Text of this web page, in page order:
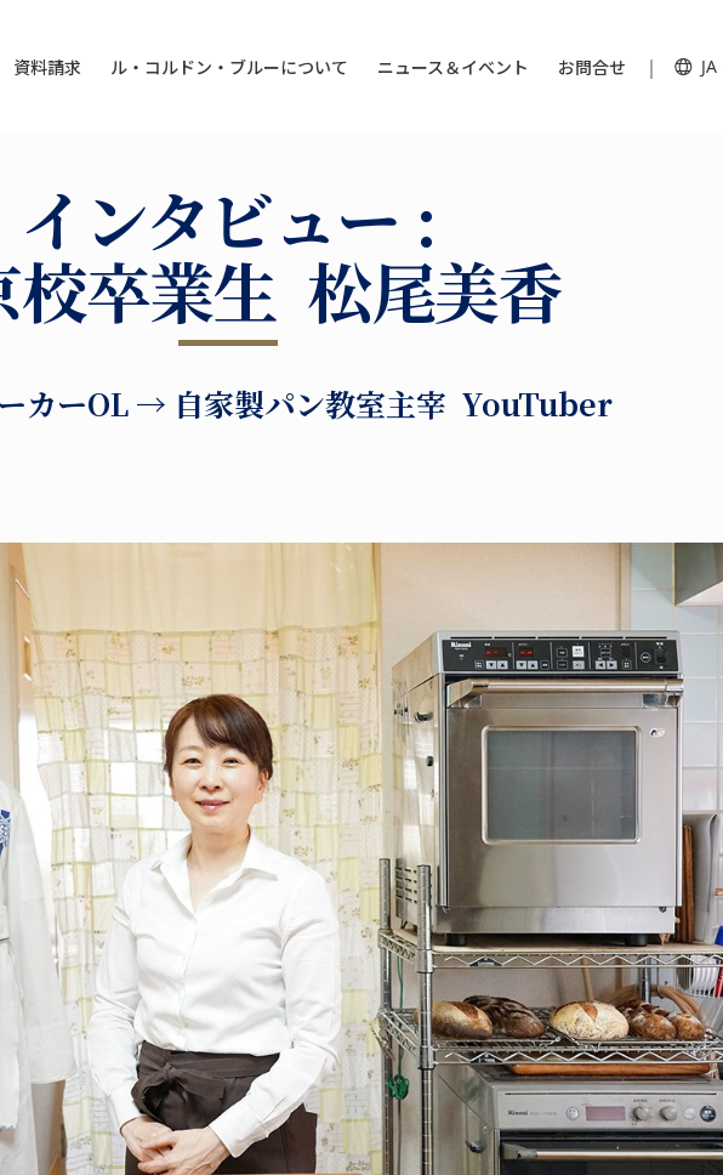
資料請求 ル・コルドン・ブルーについて ニュース＆イベント お問合せ JA
インタビュー :
校卒業生 松尾美香
カーOL → 自家製パン教室主宰 YouTuber